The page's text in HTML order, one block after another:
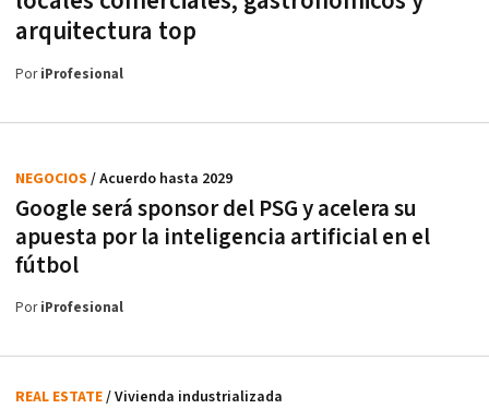
arquitectura top
PoriProfesional
Google será sponsor del PSG y acelera su
apuesta por la inteligencia artificial en el
fútbol
NEGOCIOS / Acuerdo hasta 2029
PoriProfesional
REAL ESTATE/ Vivienda industrializada